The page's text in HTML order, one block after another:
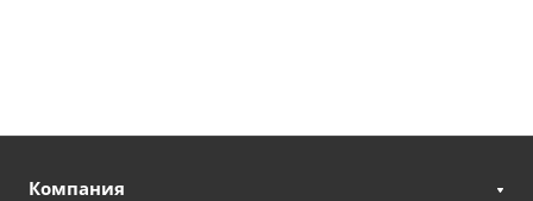
Компания